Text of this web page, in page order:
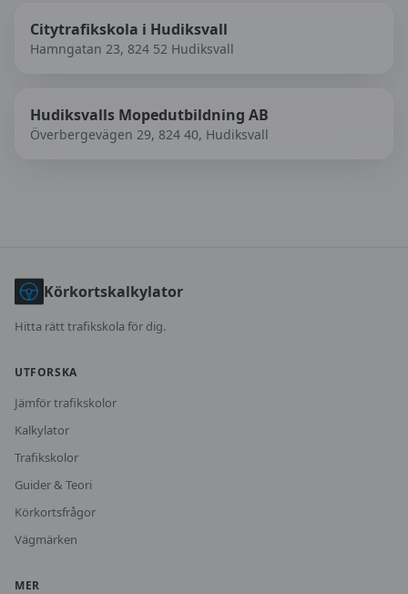
Citytrafikskola i Hudiksvall
Hamngatan 23, 824 52 Hudiksvall
Hudiksvalls Mopedutbildning AB
Överbergevägen 29, 824 40, Hudiksvall
Körkortskalkylator
Hitta rätt trafikskola för dig.
UTFORSKA
Jämför trafikskolor
Kalkylator
Trafikskolor
Guider & Teori
Körkortsfrågor
Vägmärken
MER